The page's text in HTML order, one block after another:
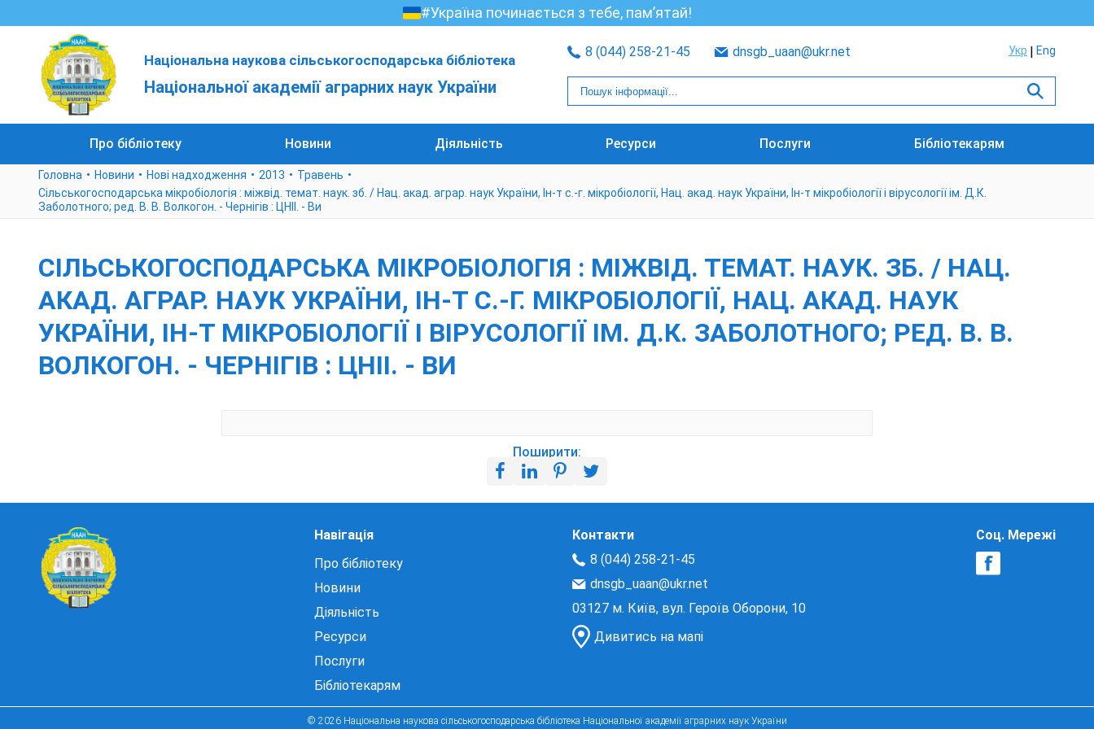
#Україна починається з тебе, пам’ятай!
Національна наукова сільськогосподарська бібліотека
Національної академії аграрних наук України
8 (044) 258-21-45 dnsgb_uaan@ukr.net Укр Eng
Про бібліотеку Новини Діяльність Ресурси Послуги Бібліотекарям
Головна Новини Нові надходження 2013
Травень
Сільськогосподарська мікробіологія : міжвід. темат. наук. зб. / Нац. акад. аграр. наук України, Ін-т с.-г. мікробіології, Нац. акад. наук України, Ін-т мікробіології і вірусології ім. Д.К.
Заболотного; ред. В. В. Волкогон. - Чернігів : ЦНІІ. - Ви
СІЛЬСЬКОГОСПОДАРСЬКА МІКРОБІОЛОГІЯ : МІЖВІД. ТЕМАТ. НАУК. ЗБ. / НАЦ.
АКАД. АГРАР. НАУК УКРАЇНИ, ІН-Т С.-Г. МІКРОБІОЛОГІЇ, НАЦ. АКАД. НАУК
УКРАЇНИ, ІН-Т МІКРОБІОЛОГІЇ І ВІРУСОЛОГІЇ ІМ. Д.К. ЗАБОЛОТНОГО; РЕД. В. В.
ВОЛКОГОН. - ЧЕРНІГІВ : ЦНІІ. - ВИ
Поширити:
Навігація
Про бібліотеку
Новини
Діяльність
Ресурси
Послуги
Бібліотекарям
Контакти
8 (044) 258-21-45
dnsgb_uaan@ukr.net
03127 м. Київ, вул. Героїв Оборони, 10
Дивитись на мапі
Соц. Мережі
© 2026 Національна наукова сільськогосподарська бібліотека Національної академії аграрних наук України